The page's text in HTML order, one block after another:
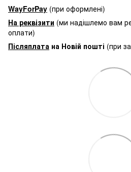
WayForPay (при оформлені)
На реквізити (ми надішлемо вам
оплати)
Післяплата на Новій пошті (при